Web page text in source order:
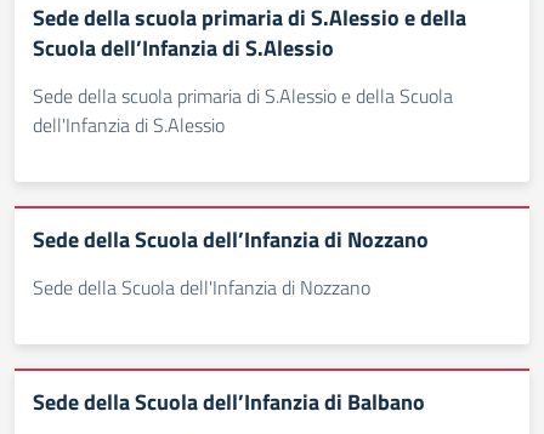
Sede della scuola primaria di S.Alessio e della
Scuola dell’Infanzia di S.Alessio
Sede della scuola primaria di S.Alessio e della Scuola
dell'Infanzia di S.Alessio
Sede della Scuola dell’Infanzia di Nozzano
Sede della Scuola dell'Infanzia di Nozzano
Sede della Scuola dell’Infanzia di Balbano